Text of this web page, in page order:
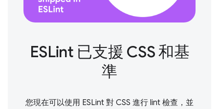
ESLint 已支援 CSS 和基
準
您現在可以使用 ESLint 對 CSS 進行 lint 檢查，並